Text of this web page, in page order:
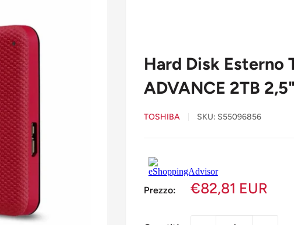
Hard Disk Esterno
ADVANCE 2TB
TOSHIBA SKU: S55096856
Prezzo: €82,81 EUR